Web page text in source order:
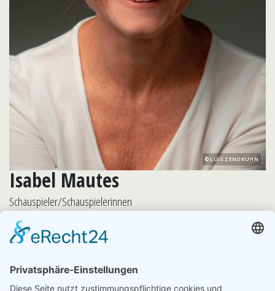
Isabel Mautes
Schauspieler/Schauspielerinnen
Isabel Mautes absolvierte zunächst eine Tanzlehrerausbildung
in Augsburg und besuchte anschließend die Musical-Schule von
mehrjähriges Festengagement am Südostbayerischen
Städtetheater in Landshut. Dort spielte sie nicht nur große
LUIS ZENO KUHN